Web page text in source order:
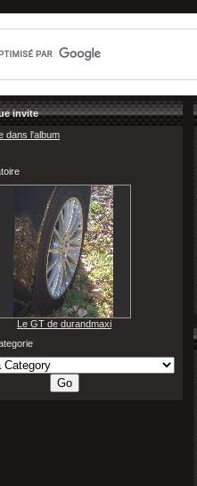
invite
dans l'album
Le GT de durandmaxi